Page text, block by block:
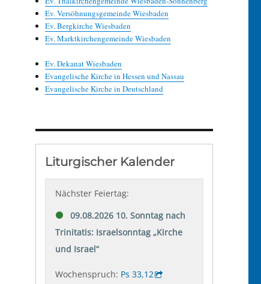
Ev. Versöhnungsgemeinde Wiesbaden
Ev. Bergkirche Wiesbaden
Ev. Marktkirchengemeinde Wiesbaden
Ev. Dekanat Wiesbaden
Evangelische Kirche in Hessen und Nassau
Evangelische Kirche in Deutschland